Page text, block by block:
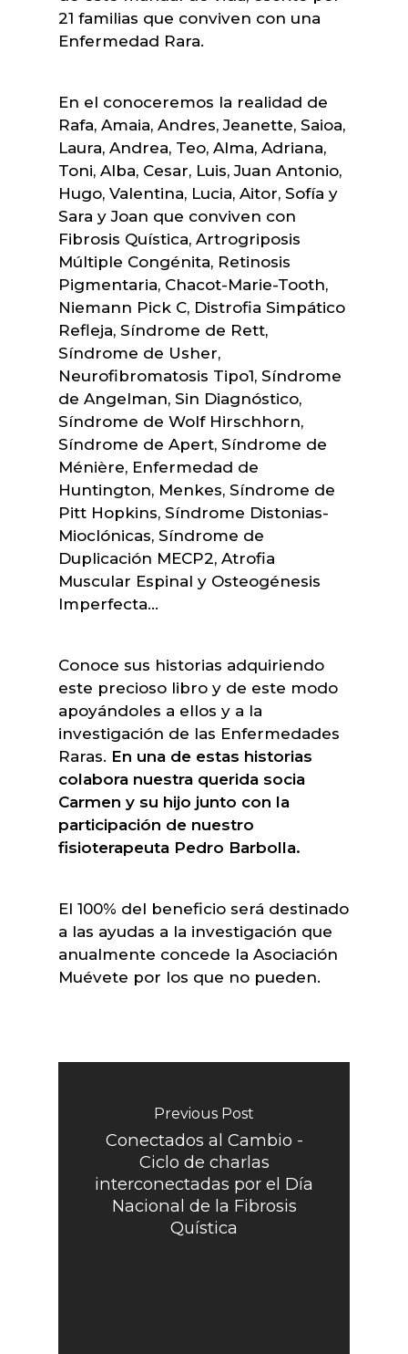
21 familias que conviven con una
Enfermedad Rara.
En el conoceremos la realidad de
Rafa, Amaia, Andres, Jeanette, Saioa,
Laura, Andrea, Teo, Alma, Adriana,
Toni, Alba, Cesar, Luis, Juan Antonio,
Hugo, Valentina, Lucia, Aitor, Sofía y
Sara y Joan que conviven con
Fibrosis Quística, Artrogriposis
Múltiple Congénita, Retinosis
Pigmentaria, Chacot-Marie-Tooth,
Niemann Pick C, Distrofia Simpático
Refleja, Síndrome de Rett,
Síndrome de Usher,
Neurofibromatosis Tipo1, Síndrome
de Angelman, Sin Diagnóstico,
Síndrome de Wolf Hirschhorn,
Síndrome de Apert, Síndrome de
Ménière, Enfermedad de
Huntington, Menkes, Síndrome de
Pitt Hopkins, Síndrome Distonias-
Mioclónicas, Síndrome de
Duplicación MECP2, Atrofia
Muscular Espinal y Osteogénesis
Imperfecta…
Conoce sus historias adquiriendo
este precioso libro y de este modo
apoyándoles a ellos y a la
investigación de las Enfermedades
Raras. En una de estas historias
colabora nuestra querida socia
Carmen y su hijo junto con la
participación de nuestro
fisioterapeuta Pedro Barbolla.
El 100% del beneficio será destinado
a las ayudas a la investigación que
anualmente concede la Asociación
Muévete por los que no pueden.
Previous Post
Conectados al Cambio -
Ciclo de charlas
interconectadas por el Día
Nacional de la Fibrosis
Quística